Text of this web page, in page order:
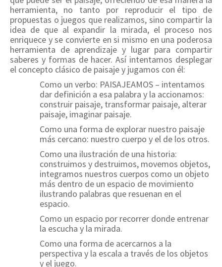
herramienta, no tanto por reproducir el tipo de
propuestas o juegos que realizamos, sino compartir la
idea de que al expandir la mirada, el proceso nos
enriquece y se convierte en si mismo en una poderosa
herramienta de aprendizaje y lugar para compartir
saberes y formas de hacer. Así intentamos desplegar
el concepto clásico de paisaje y jugamos con él:
Como un verbo: PAISAJEAMOS – intentamos
dar definición a esa palabra y la accionamos:
construir paisaje, transformar paisaje, alterar
paisaje, imaginar paisaje.
Como una forma de explorar nuestro paisaje
más cercano: nuestro cuerpo y el de los otros.
Como una ilustración de una historia:
construimos y destruimos, movemos objetos,
integramos nuestros cuerpos como un objeto
más dentro de un espacio de movimiento
ilustrando palabras que resuenan en el
espacio.
Como un espacio por recorrer donde entrenar
la escucha y la mirada.
Como una forma de acercarnos a la
perspectiva y la escala a través de los objetos
y el juego.